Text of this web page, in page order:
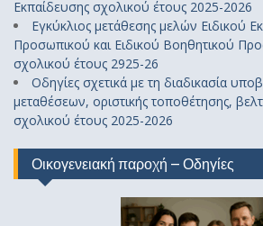
Εκπαίδευσης σχολικού έτους 2025-2026
Εγκύκλιος μετάθεσης μελών Ειδικού
Προσωπικού και Ειδικού Βοηθητικού
σχολικού έτους 2925-26
Οδηγίες σχετικά με τη διαδικασία
μεταθέσεων, οριστικής τοποθέτησης,
σχολικού έτους 2025-2026
Οικογενειακή παροχή – Οδηγίες